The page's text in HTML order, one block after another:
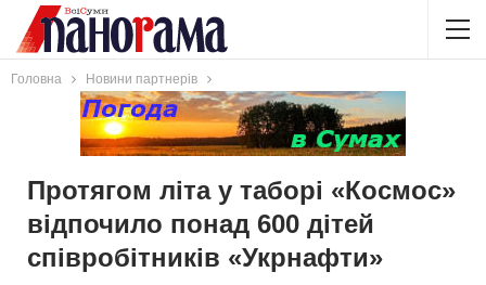
Головна Новини партнерів
Протягом літа у таборі «Космос»
відпочило понад 600 дітей
співробітників «Укрнафти»